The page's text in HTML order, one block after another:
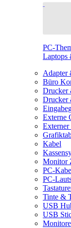
PC-
Laptops
Adapter
Büro
Drucker
Drucker
Externe
Externer
Kabel
Monitor
PC-
PC-
Tinte &
USB
USB
Monitore